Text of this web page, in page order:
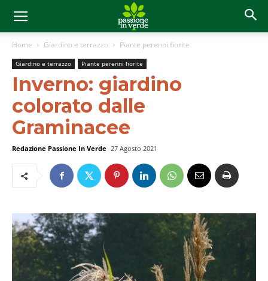
Home Giardino e terrazzo Piante perenni fiorite
Giardino e terrazzo Piante perenni fiorite
Inverno: giardino
colorato dalle
Graminacee
Redazione Passione In Verde 27 Agosto 2021